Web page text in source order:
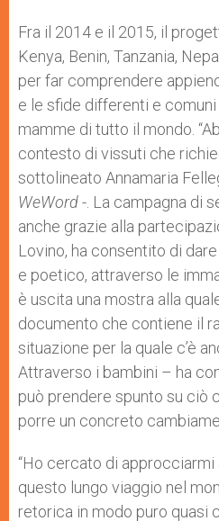
Fra il 2014 e il 2015, il
Kenya, Benin, Tanzania,
per far comprendere
e le sfide differenti e
mamme di tutto il mondo.
contesto di vissuti che
sottolineato Annamaria
WeWord-. La campagna di
anche grazie alla
Lovino, ha consentito di
e poetico, attraverso le
è uscita una mostra alla
documento che contiene il
situazione per la quale c’è
Attraverso i bambini – ha
può prendere spunto su ciò
porre un concreto
“Ho cercato di
questo lungo viaggio nel
retorica in modo puro quasi